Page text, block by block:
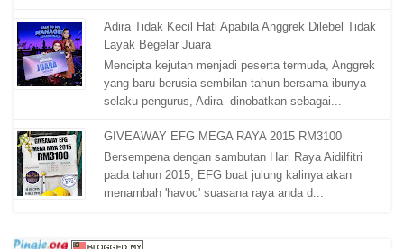
Adira Tidak Kecil Hati Apabila Anggrek Dilebel Tidak
Layak Begelar Juara
Mencipta kejutan menjadi peserta termuda, Anggrek
yang baru berusia sembilan tahun bersama ibunya
selaku pengurus, Adira dinobatkan sebagai...
GIVEAWAY EFG MEGA RAYA 2015 RM3100
Bersempena dengan sambutan Hari Raya Aidilfitri
pada tahun 2015, EFG buat julung kalinya akan
menambah 'havoc' suasana raya anda d...